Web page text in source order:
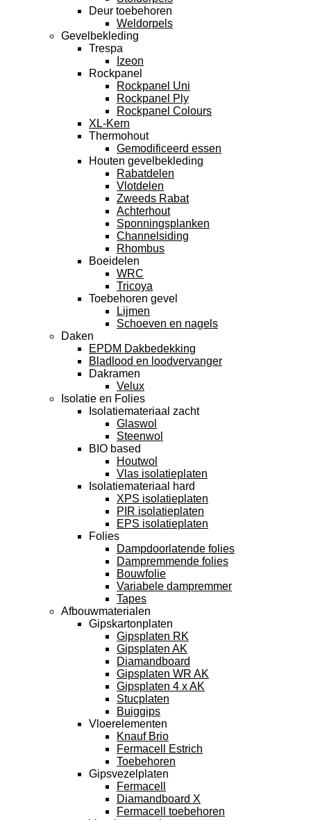
Deur toebehoren
Weldorpels
Gevelbekleding
Trespa
Izeon
Rockpanel
Rockpanel Uni
Rockpanel Ply
Rockpanel Colours
XL-Kern
Thermohout
Gemodificeerd essen
Houten gevelbekleding
Rabatdelen
Vlotdelen
Zweeds Rabat
Achterhout
Sponningsplanken
Channelsiding
Rhombus
Boeidelen
WRC
Tricoya
Toebehoren gevel
Lijmen
Schoeven en nagels
Daken
EPDM Dakbedekking
Bladlood en loodvervanger
Dakramen
Velux
Isolatie en Folies
Isolatiemateriaal zacht
Glaswol
Steenwol
BIO based
Houtwol
Vlas isolatieplaten
Isolatiemateriaal hard
XPS isolatieplaten
PIR isolatieplaten
EPS isolatieplaten
Folies
Dampdoorlatende folies
Dampremmende folies
Bouwfolie
Variabele dampremmer
Tapes
Afbouwmaterialen
Gipskartonplaten
Gipsplaten RK
Gipsplaten AK
Diamandboard
Gipsplaten WR AK
Gipsplaten 4 x AK
Stucplaten
Buiggips
Vloerelementen
Knauf Brio
Fermacell Estrich
Toebehoren
Gipsvezelplaten
Fermacell
Diamandboard X
Fermacell toebehoren